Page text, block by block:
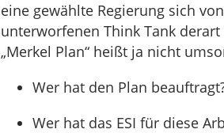
eine gewählte Regierung sich
unterworfenen Think Tank
„Merkel Plan“ heißt ja nicht
Wer hat den Plan
Wer hat das ESI für diese